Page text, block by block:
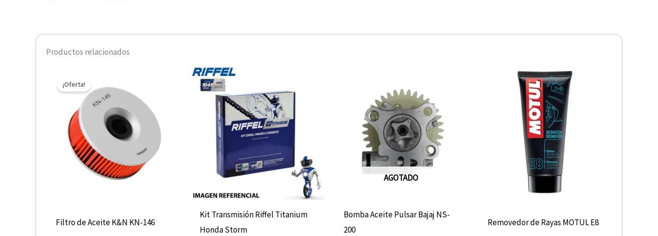
Productos relacionados
¡Oferta!
Filtro de Aceite K&N KN-146
original
era:
$10.890.
actual
es:
$5.445.
Kit Transmisión Riffel Titanium
Honda Storm
AGOTADO
Bomba Aceite Pulsar Bajaj NS-
200
Removedor de Rayas MOTUL E8